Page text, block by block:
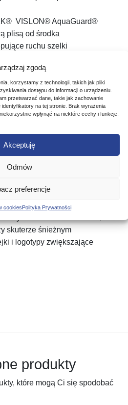
zgodą
korzystamy z technologii, takich jak pliki
dostępu do informacji o urządzeniu.
przetwarzać dane, takie jak zachowanie
na tej stronie. Brak wyrażenia
wpłynąć na niektóre cechy i funkcje.
Akceptuję
Odmów
preferencje
cookiesPolityka Prywatności
VISLON® AquaGuard®
plisą od środka
ruchu szelki
obwodu w biodrach
szlufki na pasek
i wytrzymałej tkaniny
nogawkach w miejscach
na uszkodzenia
nogawka na wodoodporny
ułatwiająca zakładanie
zapinanych na rzepy
drenażami wody
po obydwu stronach na różnego
skuterze śnieżnym
i logotypy zwiększające
produkty
które mogą Ci się spodobać